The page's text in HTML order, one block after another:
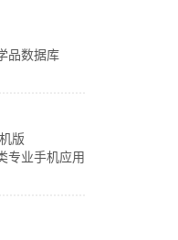
品数据库
版
专业手机应用